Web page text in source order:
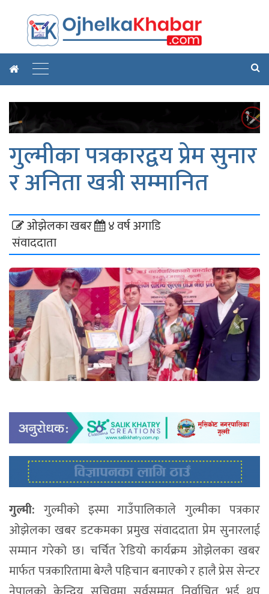
गुल्मीका पत्रकारद्वय प्रेम सुनार
र अनिता खत्री सम्मानित
ओझेलका खबर
संवाददाता
४ वर्ष अगाडि
गुल्मी: गुल्मीको इस्मा गाउँपालिकाले गुल्मीका पत्रकार
ओझेलका खबर डटकमका प्रमुख संवाददाता प्रेम सुनारलाई
सम्मान गरेको छ। चर्चित रेडियो कार्यक्रम ओझेलका खबर
मार्फत पत्रकारितामा बेग्लै पहिचान बनाएको र हालै प्रेस सेन्टर